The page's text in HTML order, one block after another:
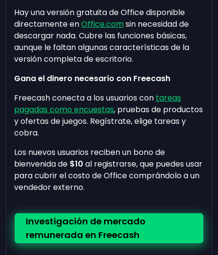
Hay una versión gratuita de Office disponible
directamente enOffice.comsin necesidad de
descargar nada. Cubre las funciones básicas,
aunque le faltan algunas características de la
versión completa de escritorio.
Gana el dinero necesario con Freecash
Freecash conecta a los usuarios con tareas
pagadas como encuestas, pruebas de productos
y ofertas de juegos. Regístrate, elige tareas y
cobra.
Los nuevos usuarios reciben un bono de
bienvenida de $10 al registrarse, que puedes usar
para cubrir el costo de Office comprándolo a un
vendedor externo.
Investigación de mercado
remunerada en Freecash